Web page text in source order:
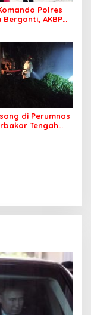
Polres
Berganti, AKBP
di Perumnas
Tengah